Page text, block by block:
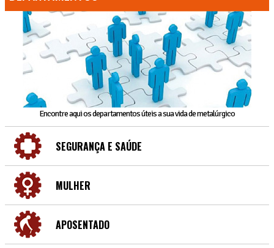
Encontre aqui os departamentos úteis a sua vida de metalúrgico
SEGURANÇA E SAÚDE
MULHER
APOSENTADO